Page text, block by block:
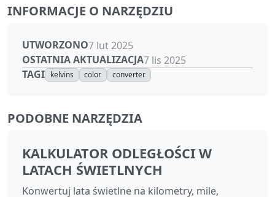
INFORMACJE O NARZĘDZIU
UTWORZONO7 lut 2025
OSTATNIA AKTUALIZACJA7 lis 2025
TAGI kelvins color converter
PODOBNE NARZĘDZIA
KALKULATOR ODLEGŁOŚCI W
LATACH ŚWIETLNYCH
Konwertuj lata świetlne na kilometry, mile,